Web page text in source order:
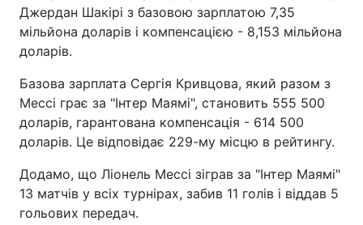
Джердан Шакірі з базовою зарплатою 7,35
мільйона доларів і компенсацією - 8,153 мільйона
доларів.
Базова зарплата Сергія Кривцова, який разом з
Мессі грає за "Інтер Маямі", становить 555 500
доларів, гарантована компенсація - 614 500
доларів. Це відповідає 229-му місцю в рейтингу.
Додамо, що Ліонель Мессі зіграв за "Інтер Маямі"
13 матчів у всіх турнірах, забив 11 голів і віддав 5
гольових передач.